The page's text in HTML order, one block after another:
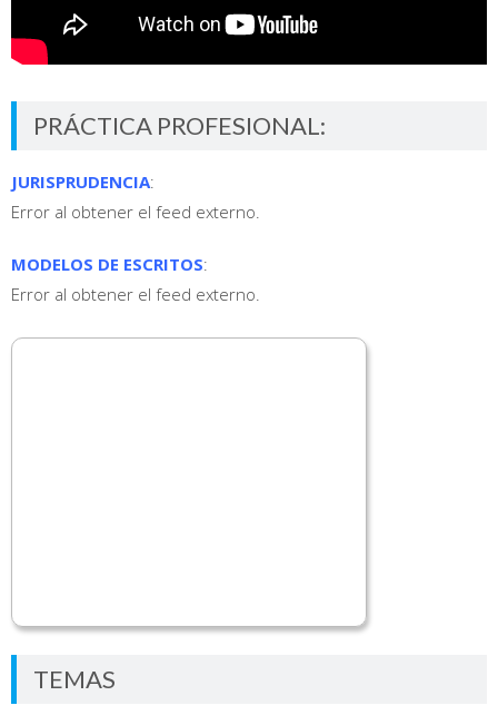
PRÁCTICA PROFESIONAL:
JURISPRUDENCIA:
Error al obtener el feed externo.
MODELOS DE ESCRITOS:
Error al obtener el feed externo.
TEMAS